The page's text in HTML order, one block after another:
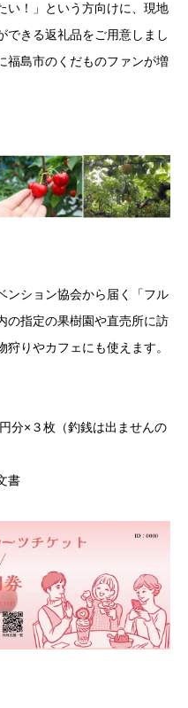
い！」という方向けに、現地
できる返礼品をご用意しまし
福島市のくだものファンが増
ンション協会から届く「フル
の指定の果樹園や直売所に訪
りやカフェにも使えます。
分×３枚（釣銭は出ませんの
書